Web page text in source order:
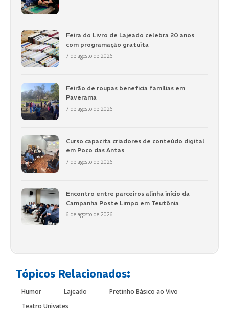
Feira do Livro de Lajeado celebra 20 anos
com programação gratuita
7 de agosto de 2026
Feirão de roupas beneficia famílias em
Paverama
7 de agosto de 2026
Curso capacita criadores de conteúdo digital
em Poço das Antas
7 de agosto de 2026
Encontro entre parceiros alinha início da
Campanha Poste Limpo em Teutônia
6 de agosto de 2026
Tópicos Relacionados:
Humor Lajeado
Pretinho Básico ao Vivo
Teatro Univates